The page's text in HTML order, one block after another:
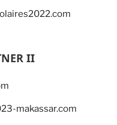
II
makassar.com